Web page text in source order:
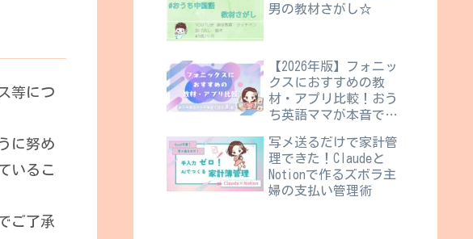
等につ
に努め
いるこ
ご了承
男の教材さがし☆
【2026年版】フォニッ
クスにおすすめの教
材・アプリ比較！おう
ち英語ママが本音で語
写メ送るだけで家計管
理できた！Claudeと
Notionで作るズボラ主
婦の支払い管理術